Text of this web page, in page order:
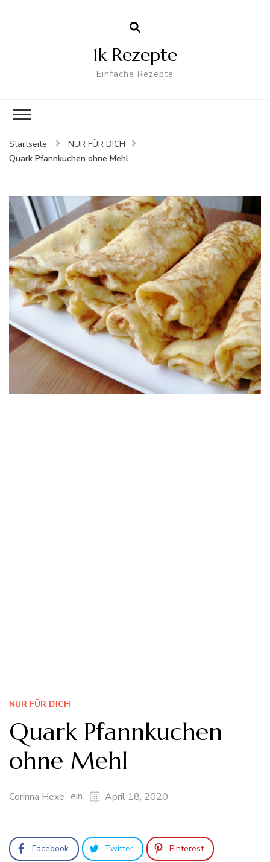
1k Rezepte
Einfache Rezepte
Startseite
NUR FÜR DICH
Quark Pfannkuchen ohne Mehl
NUR FÜR DICH
Quark Pfannkuchen
ohne Mehl
Corinna Hexe ein April 18, 2020
Facebook Twitter Pinterest